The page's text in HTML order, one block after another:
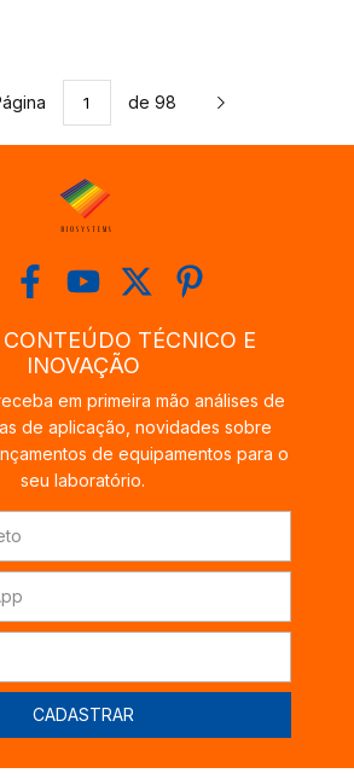
de 98
CONTEÚDO TÉCNICO E
INOVAÇÃO
em primeira mão análises de
de aplicação, novidades sobre
de equipamentos para o
seu laboratório.